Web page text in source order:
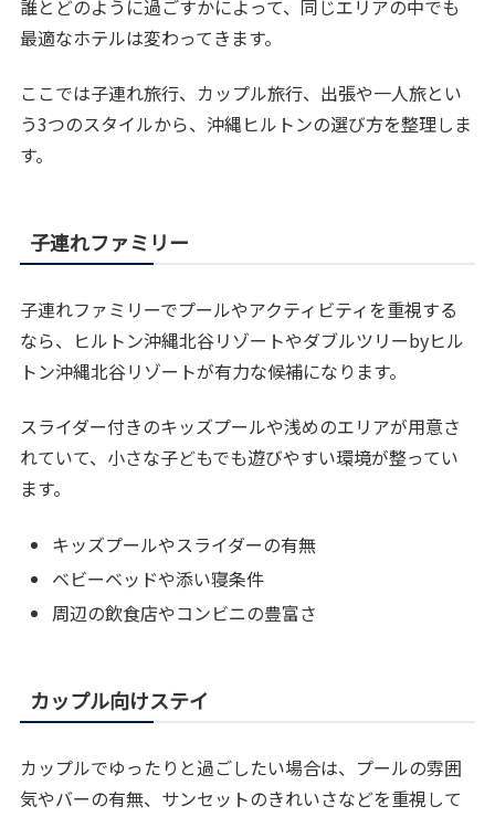
誰とどのように過ごすかによって、同じエリアの中でも
最適なホテルは変わってきます。
ここでは子連れ旅行、カップル旅行、出張や一人旅とい
う3つのスタイルから、沖縄ヒルトンの選び方を整理しま
す。
子連れファミリー
子連れファミリーでプールやアクティビティを重視する
なら、ヒルトン沖縄北谷リゾートやダブルツリーbyヒル
トン沖縄北谷リゾートが有力な候補になります。
スライダー付きのキッズプールや浅めのエリアが用意さ
れていて、小さな子どもでも遊びやすい環境が整ってい
ます。
キッズプールやスライダーの有無
ベビーベッドや添い寝条件
周辺の飲食店やコンビニの豊富さ
カップル向けステイ
カップルでゆったりと過ごしたい場合は、プールの雰囲
気やバーの有無、サンセットのきれいさなどを重視して